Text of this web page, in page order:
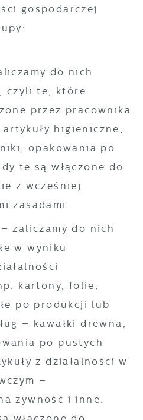
gospodarczej
do nich
czyli te, które
przez pracownika
higieniczne,
opakowania po
te są włączone do
z wcześniej
zasadami.
– zaliczamy do nich
w wyniku
kartony, folie,
po produkcji lub
– kawałki drewna,
po pustych
z działalności w
–
żywność i inne.